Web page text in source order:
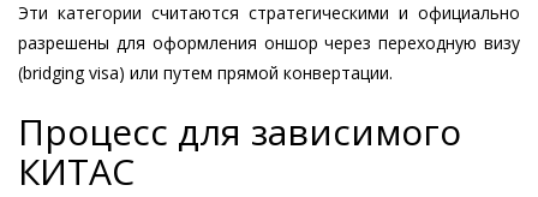
Эти категории считаются стратегическими и официально
разрешены для оформления оншор через переходную визу
(bridging visa) или путем прямой конвертации.
Процесс для зависимого
КИТАС